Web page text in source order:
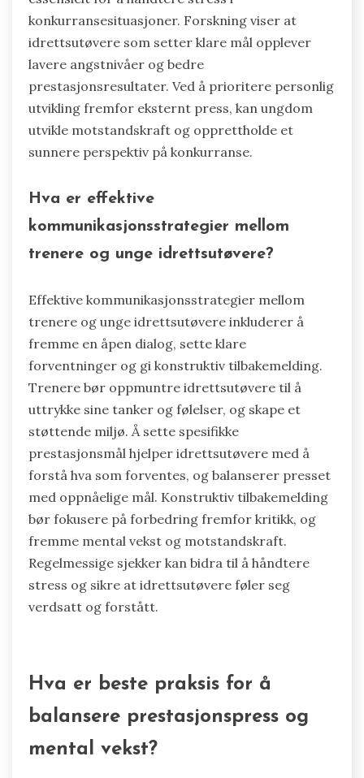
ved å gi struktur og klarhet. Å etablere spesifikke,
målbare mål gjør det mulig for unge
idrettsutøvere å fokusere på oppnåelige
oppgaver i stedet for overveldende
forventninger. Denne tilnærmingen øker
selvtilliten og fremmer mental vekst, som er
essensielt for å håndtere stress i
idrettsutøvere som setter klare mål opplever
prestasjonsresultater. Ved å prioritere personlig
utvikling fremfor eksternt press, kan ungdom
sunnere perspektiv på konkurranse.
Hva er effektive
kommunikasjonsstrategier mellom
trenere og unge idrettsutøvere?
Effektive kommunikasjonsstrategier mellom
trenere og unge idrettsutøvere inkluderer å
fremme en åpen dialog, sette klare
forventninger og gi konstruktiv tilbakemelding.
Trenere bør oppmuntre idrettsutøvere til å
uttrykke sine tanker og følelser, og skape et
støttende miljø. Å sette spesifikke
prestasjonsmål hjelper idrettsutøvere med å
fremme mental vekst og motstandskraft.
Regelmessige sjekker kan bidra til å håndtere
stress og sikre at idrettsutøvere føler seg
verdsatt og forstått.